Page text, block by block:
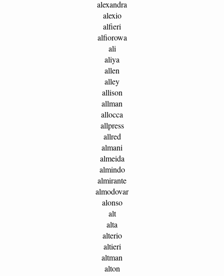
alexandra
alexio
alfieri
alfiorowa
ali
aliya
allen
alley
allison
allman
allocca
allpress
allred
almani
almeida
almindo
almirante
almodovar
alonso
alt
alta
alterio
altieri
altman
alton